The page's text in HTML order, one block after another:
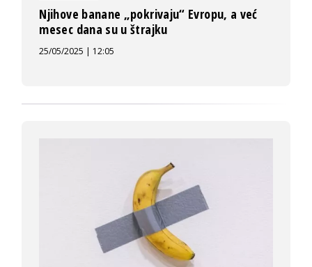
Njihove banane „pokrivaju“ Evropu, a već
mesec dana su u štrajku
25/05/2025 | 12:05